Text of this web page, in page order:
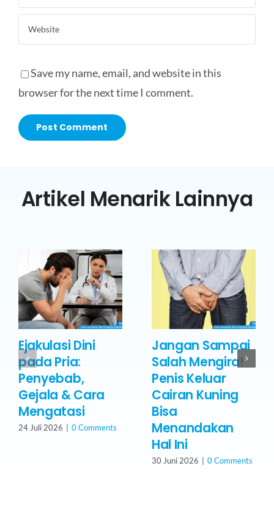
Save my name, email, and website in this
browser for the next time I comment.
Artikel Menarik Lainnya
Ejakulasi Dini
pada Pria:
Penyebab,
Gejala & Cara
Mengatasi
24 Juli 2026 0 Comments
Jangan Sampai
Salah Mengira!
Penis Keluar
Cairan Kuning
Bisa
Menandakan
Hal Ini
30 Juni 2026 0 Comments